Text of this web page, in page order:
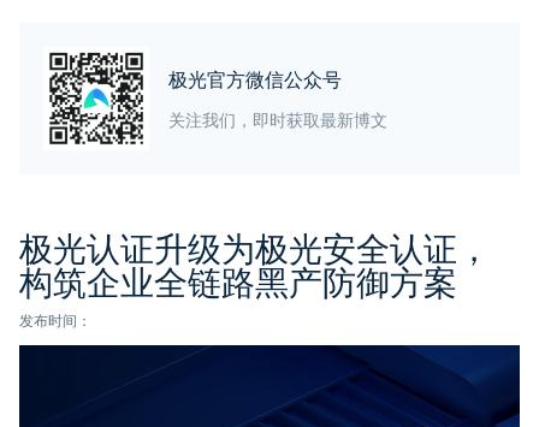
极光认证升级为极光安全认证，
构筑企业全链路黑产防御方案
发布时间：
极光官方微信公众号
关注我们，即时获取最新博文